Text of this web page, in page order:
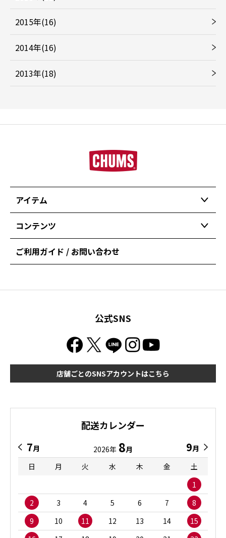
2015年(16)
2014年(16)
2013年(18)
アイテム
コンテンツ
ご利用ガイド / お問い合わせ
公式SNS
店舗ごとのSNSアカウントはこちら
配送カレンダー
7月 2026年 8月 9月
日
月 火 水 木 金
土
1
2
3 4 5 6 7
8
9
10 11 12 13 14
15